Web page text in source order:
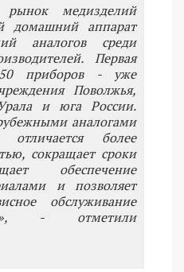
медизделий
домашний аппарат
аналогов среди
Первая
приборов - уже
Поволжья,
и юга России.
аналогами
более
сокращает сроки
обеспечение
и позволяет
обслуживание
- отметили